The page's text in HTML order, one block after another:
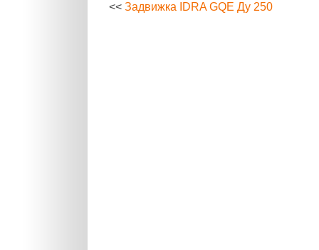
<< Задвижка IDRA GQE Ду 250